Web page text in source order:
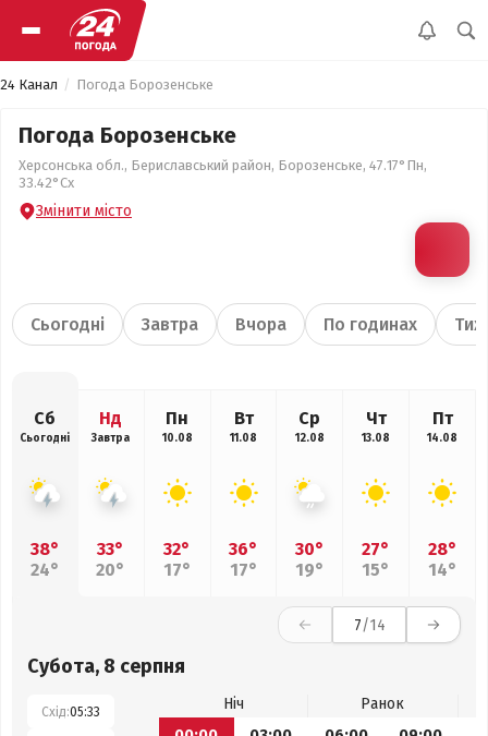
24 Канал Погода Борозенське
Погода Борозенське
Херсонська обл., Бериславський район, Борозенське, 47.17°Пн,
33.42°Сх
Змінити місто
Сьогодні Завтра Вчора По годинах
Сб
Сьогодні
38°
24°
Нд
Завтра
33°
20°
Пн
10.08
32°
17°
Вт
11.08
36°
17°
Ср
12.08
30°
19°
Чт
13.08
27°
15°
Пт
14.08
28°
14°
7/14
Субота, 8 серпня
Схід:05:33 Ніч
Ранок